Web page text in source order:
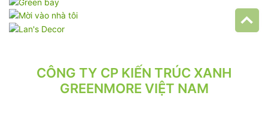
CÔNG TY CP KIẾN TRÚC XANH
GREENMORE VIỆT NAM